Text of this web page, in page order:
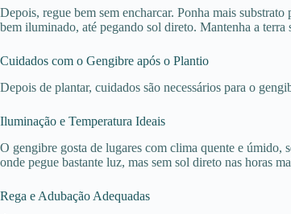
Depois, regue bem sem encharcar. Ponha mais
bem iluminado, até pegando sol direto. Mantenha a
Cuidados com o Gengibre após o Plantio
Depois de plantar, cuidados são necessários para o
Iluminação e Temperatura Ideais
O gengibre gosta de lugares com clima quente e úmido,
onde pegue bastante luz, mas sem sol direto nas horas
Rega e Adubação Adequadas